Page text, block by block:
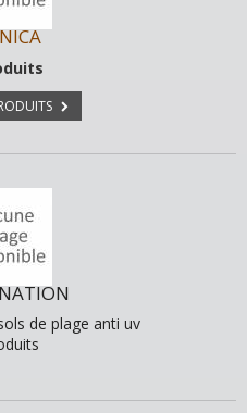
de plage anti uv